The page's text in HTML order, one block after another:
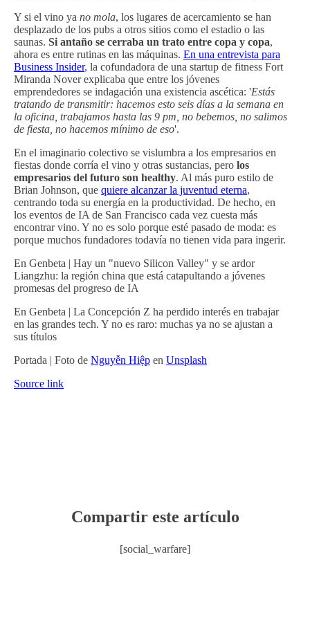
Y si el vino ya no mola, los lugares de acercamiento se han
desplazado de los pubs a otros sitios como el estadio o las
saunas. Si antaño se cerraba un trato entre copa y copa,
ahora es entre rutinas en las máquinas. En una entrevista para
Business Insider, la cofundadora de una startup de fitness Fort
Miranda Nover explicaba que entre los jóvenes
emprendedores se indagación una existencia ascética: 'Estás
tratando de transmitir: hacemos esto seis días a la semana en
la oficina, trabajamos hasta las 9 pm, no bebemos, no salimos
de fiesta, no hacemos mínimo de eso'.
En el imaginario colectivo se vislumbra a los empresarios en
fiestas donde corría el vino y otras sustancias, pero los
empresarios del futuro son healthy. Al más puro estilo de
Brian Johnson, que quiere alcanzar la juventud eterna,
centrando toda su energía en la productividad. De hecho, en
los eventos de IA de San Francisco cada vez cuesta más
encontrar vino. Y no es solo porque esté pasado de moda: es
porque muchos fundadores todavía no tienen vida para ingerir.
En Genbeta | Hay un "nuevo Silicon Valley" y se ardor
Liangzhu: la región china que está catapultando a jóvenes
promesas del progreso de IA
En Genbeta | La Concepción Z ha perdido interés en trabajar
en las grandes tech. Y no es raro: muchas ya no se ajustan a
sus títulos
Portada | Foto de Nguyễn Hiệp en Unsplash
Source link
Compartir este artículo
[social_warfare]